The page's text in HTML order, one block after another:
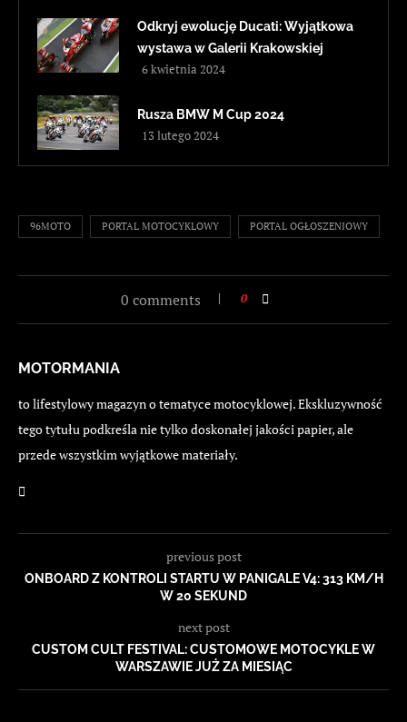
Odkryj ewolucję Ducati: Wyjątkowa
wystawa w Galerii Krakowskiej
6 kwietnia 2024
Rusza BMW M Cup 2024
13 lutego 2024
96MOTO PORTAL MOTOCYKLOWY PORTAL OGŁOSZENIOWY
0 comments 0
MOTORMANIA
to lifestylowy magazyn o tematyce motocyklowej. Ekskluzywność
tego tytułu podkreśla nie tylko doskonałej jakości papier, ale
przede wszystkim wyjątkowe materiały.
previous post
ONBOARD Z KONTROLI STARTU W PANIGALE V4: 313 KM/H
W 20 SEKUND
next post
CUSTOM CULT FESTIVAL: CUSTOMOWE MOTOCYKLE W
WARSZAWIE JUŻ ZA MIESIĄC